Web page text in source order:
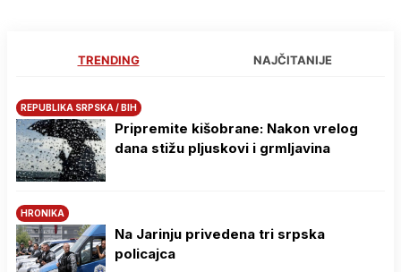
TRENDING NAJČITANIJE
REPUBLIKA SRPSKA / BIH
Pripremite kišobrane: Nakon vrelog
dana stižu pljuskovi i grmljavina
HRONIKA
Na Јarinju privedena tri srpska
policajca